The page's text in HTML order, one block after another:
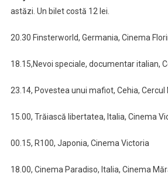
astăzi. Un bilet costă 12 lei.
20.30 Finsterworld, Germania, Cinema
18.15,Nevoi speciale, documentar italian,
23.14, Povestea unui mafiot, Cehia, Cercul
15.00, Trăiască libertatea, Italia, Cinema
00.15, R100, Japonia, Cinema Victoria
18.00, Cinema Paradiso, Italia, Cinema